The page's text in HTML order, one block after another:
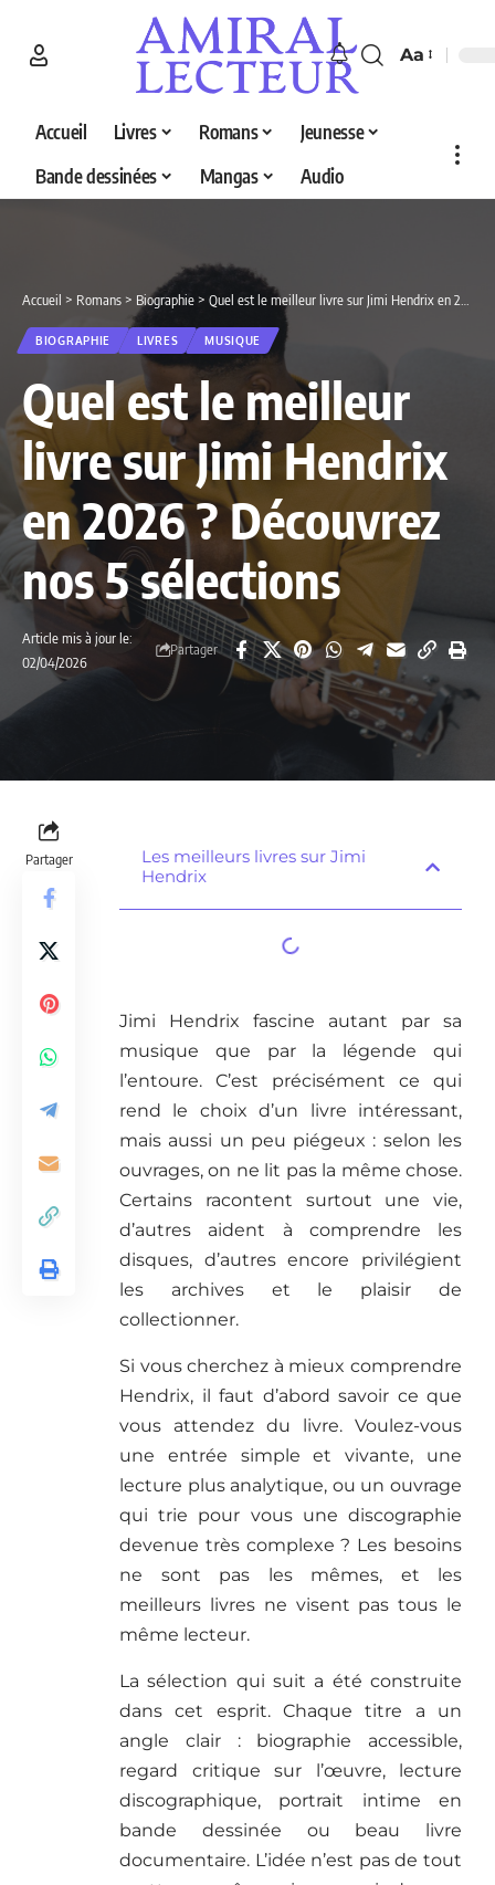
Aa
Accueil Livres Romans
Jeunesse
Bande dessinées
Mangas Audio
Accueil > Romans > Biographie> Quel est le meilleur livre sur Jimi Hendrix en 2026 ? Découvrez nos 5 sélections
BIOGRAPHIE LIVRES MUSIQUE
Quel est le meilleur
livre sur Jimi Hendrix
en 2026 ? Découvrez
nos 5 sélections
Article mis à jour le:
02/04/2026
Partager
Partager
Les meilleurs livres sur Jimi
Hendrix
Jimi Hendrix fascine autant par sa
musique que par la légende qui
l’entoure. C’est précisément ce qui
rend le choix d’un livre intéressant,
mais aussi un peu piégeux : selon les
ouvrages, on ne lit pas la même chose.
Certains racontent surtout une vie,
d’autres aident à comprendre les
disques, d’autres encore privilégient
les archives et le plaisir de
collectionner.
Si vous cherchez à mieux comprendre
Hendrix, il faut d’abord savoir ce que
vous attendez du livre. Voulez-vous
une entrée simple et vivante, une
lecture plus analytique, ou un ouvrage
qui trie pour vous une discographie
devenue très complexe ? Les besoins
ne sont pas les mêmes, et les
meilleurs livres ne visent pas tous le
même lecteur.
La sélection qui suit a été construite
dans cet esprit. Chaque titre a un
angle clair : biographie accessible,
regard critique sur l’œuvre, lecture
discographique, portrait intime en
bande dessinée ou beau livre
documentaire. L’idée n’est pas de tout